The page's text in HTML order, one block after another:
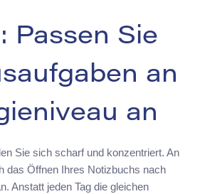
Passen Sie
an
an
Sie sich scharf und konzentriert. An
das Öffnen Ihres Notizbuchs nach
Anstatt jeden Tag die gleichen